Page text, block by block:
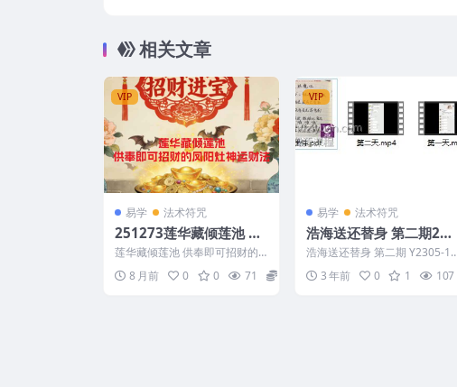
相关文章
VIP
易学 法术符咒
251273莲华藏倾莲池 供
奉即可招财的凤阳灶神运
财法，文档2本Y
莲华藏倾莲池 供奉即可招财的
凤阳灶神运财法，文档2本Y 25
1273 【灶神运财...
8 月前 0 0 71
VIP
易学 法术符咒
浩海送还替身 第二期2视
频+1文档
浩海送还替身 第二期 Y2305-18
3 年前 0 1 107